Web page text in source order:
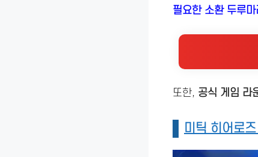
필요한 소환 두루
또한, 공식 게임 라
미틱 히어로